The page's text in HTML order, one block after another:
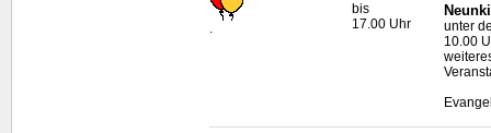
.
bis
17.00 Uhr
unter
10.00